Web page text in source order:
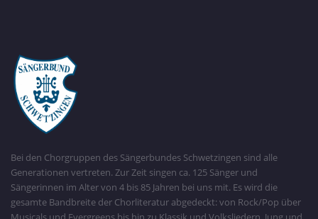
Bei den Chorgruppen des Sängerbundes Schwetzingen sind alle
Generationen vertreten. Zur Zeit singen ca. 125 Sänger und
Sängerinnen im Alter von 4 bis 85 Jahren bei uns mit. Es wird die
gesamte Bandbreite der Chorliteratur abgedeckt: von Rock/Pop über